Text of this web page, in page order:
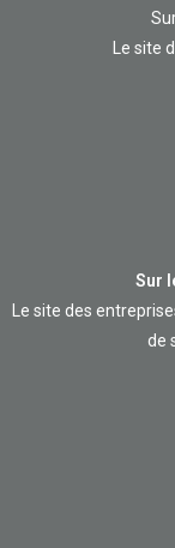
Le site
Sur
Le site des
de